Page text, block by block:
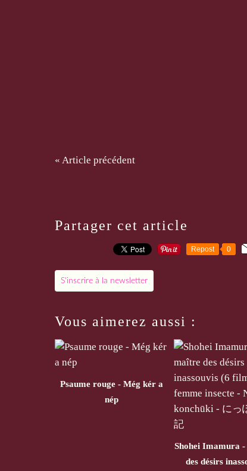
« Article précédent
Partager cet article
Repost 0
S'inscrire à la newsletter
Vous aimerez aussi :
Psaume rouge - Még kér a
nép
Shohei Imamura
des désirs